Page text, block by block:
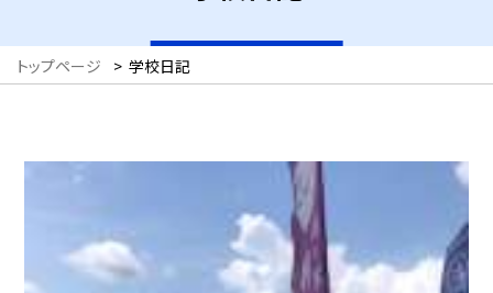
トップページ > 学校日記